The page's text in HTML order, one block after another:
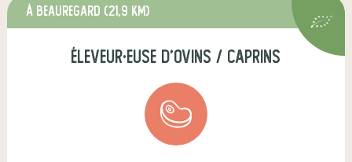
à Beauregard (21,9 km)
éleveur·euse d'ovins / caprins